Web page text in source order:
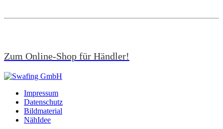
Zum Online-Shop für Händler!
Impressum
Datenschutz
Bildmaterial
NähIdee